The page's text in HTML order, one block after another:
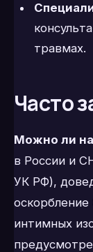
травмах.
Часто
Можно ли
в России и
УК РФ),
интимных